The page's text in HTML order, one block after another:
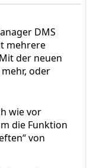
DMS
mehrere
der neuen
oder
wie vor
die Funktion
von